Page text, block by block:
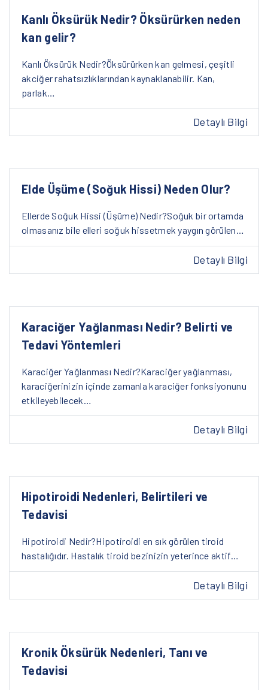
Kanlı Öksürük Nedir? Öksürürken neden
kan gelir?
Kanlı Öksürük Nedir?Öksürürken kan gelmesi, çeşitli
akciğer rahatsızlıklarından kaynaklanabilir. Kan,
parlak…
Detaylı Bilgi
Elde Üşüme (Soğuk Hissi) Neden Olur?
Ellerde Soğuk Hissi (Üşüme) Nedir?Soğuk bir ortamda
olmasanız bile elleri soğuk hissetmek yaygın görülen…
Detaylı Bilgi
Karaciğer Yağlanması Nedir? Belirti ve
Tedavi Yöntemleri
Karaciğer Yağlanması Nedir?Karaciğer yağlanması,
karaciğerinizin içinde zamanla karaciğer fonksiyonunu
etkileyebilecek…
Detaylı Bilgi
Hipotiroidi Nedenleri, Belirtileri ve
Tedavisi
Hipotiroidi Nedir?Hipotiroidi en sık görülen tiroid
hastalığıdır. Hastalık tiroid bezinizin yeterince aktif…
Detaylı Bilgi
Kronik Öksürük Nedenleri, Tanı ve
Tedavisi